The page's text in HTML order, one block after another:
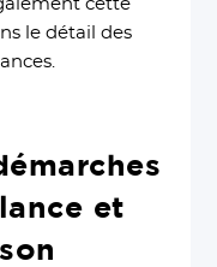
cette
le détail des
et